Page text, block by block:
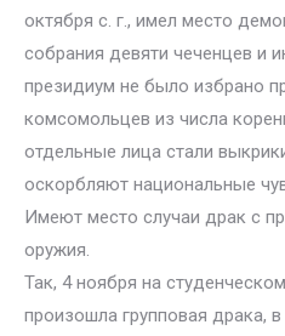
октября с. г., имел место
собрания девяти чеченцев и
президиум не было избрано
комсомольцев из числа
отдельные лица стали
оскорбляют национальные
Имеют место случаи драк с
оружия.
Так, 4 ноября на
произошла групповая драка,